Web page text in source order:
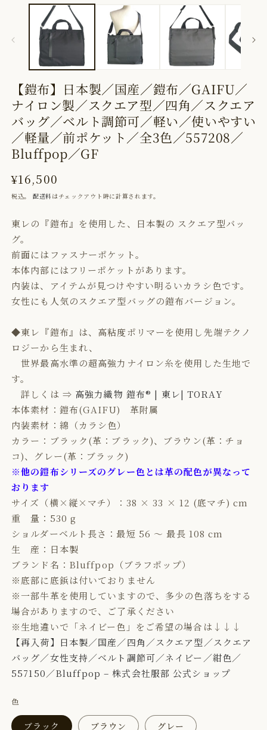
ル
デ
ィ
ア
(1)
を
く
【鎧布】日本製／国産／鎧布／GAIFU／
ナイロン製／スクエア型／四角／スクエア
バッグ／ベルト調節可／軽い／使いやすい
／軽量／前ポケット／全3色／557208／
Bluffpop／GF
通
常
格
¥16,500
税込。 配送料はチェックアウト時に計算されます。
東レの 『鎧布』 を使用した、日本製の スクエア型バッ
グ。
前面にはファスナーポケット。
本体内部にはフリーポケットがあります。
内装は、アイテムが見つけやすい明るいカラシ色です。
女性にも人気のスクエア型バッグの鎧布バージョン。
◆東レ『鎧布』は、高粘度ポリマーを使用し先端テクノ
ロジーから生まれ、
世界最高水準の超高強力ナイロン糸を使用した生地で
す。
詳しくは ⇒ 高強力織物 鎧布® | 東レ| TORAY
本体素材：鎧布(GAIFU) 革附属
内装素材：綿（カラシ色）
カラー：ブラック(革：ブラック)、ブラウン(革：チョ
コ)、グレー(革：ブラック)
※他の鎧布シリーズのグレー色とは革の配色が異なって
おります
サイズ（横×縦×マチ）：38 × 33 × 12 (底マチ) cm
重 量：530 g
ショルダーベルト長さ：最短 56 ～ 最長 108 cm
生 産：日本製
ブランド名：Bluffpop（ブラフポップ）
※底部に底鋲は付いておりません
※一部牛革を使用していますので、多少の色落ちをする
場合がありますので、ご了承ください
※生地違いで「ネイビー色」をご希望の場合は↓↓↓
【再入荷】日本製／国産／四角／スクエア型／スクエア
バッグ／女性支持／ベルト調節可／ネイビー／紺色／
557150／Bluffpop – 株式会社服部 公式ショップ
色
ブラック ブラウン グレー